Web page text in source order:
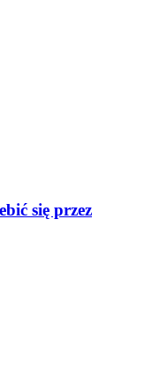
się przez